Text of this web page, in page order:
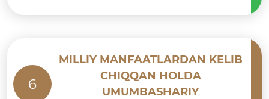
6
MILLIY MANFAATLARDAN KELIB
CHIQQAN HOLDA
UMUMBASHARIY